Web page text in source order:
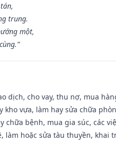
trung.
một,
dịch, cho vay, thu nợ, mua
kho vựa, làm hay sửa chữa
chữa bệnh, mua gia súc, các
làm hoặc sửa tàu thuyền, khai